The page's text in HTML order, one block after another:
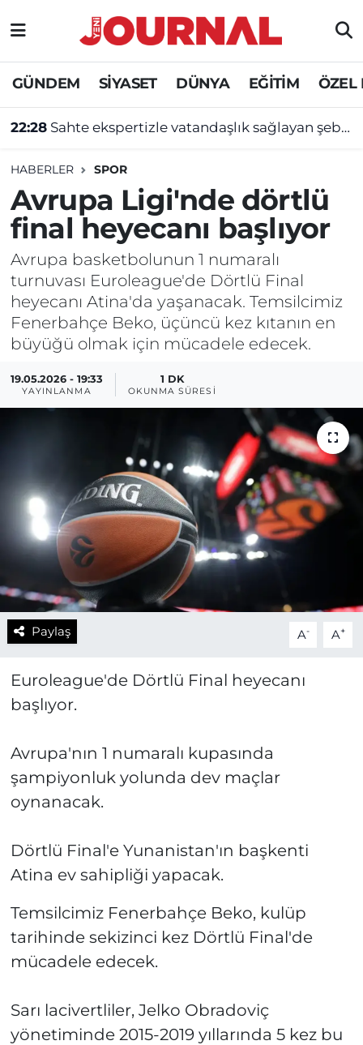
GÜNDEM SİYASET DÜNYA EĞİTİM ÖZEL
22:28 Sahte ekspertizle vatandaşlık sağlayan şebekeye operasyon
HABERLER SPOR
Avrupa Ligi'nde dörtlü
final heyecanı başlıyor
Avrupa basketbolunun 1 numaralı
turnuvası Euroleague'de Dörtlü Final
heyecanı Atina'da yaşanacak. Temsilcimiz
Fenerbahçe Beko, üçüncü kez kıtanın en
büyüğü olmak için mücadele edecek.
19.05.2026 - 19:33
YAYINLANMA
1 DK
OKUNMA SÜRESI
Paylaş A- A+
Euroleague'de Dörtlü Final heyecanı
başlıyor.
Avrupa'nın 1 numaralı kupasında
şampiyonluk yolunda dev maçlar
oynanacak.
Dörtlü Final'e Yunanistan'ın başkenti
Atina ev sahipliği yapacak.
Temsilcimiz Fenerbahçe Beko, kulüp
tarihinde sekizinci kez Dörtlü Final'de
mücadele edecek.
Sarı lacivertliler, Jelko Obradoviç
yönetiminde 2015-2019 yıllarında 5 kez bu
GÜNDEM
SİYASET
EĞİTİM
ÖZEL HABER
Nöbetçi Eczaneler
Hava Durumu
Süper Lig Puan Durumu ve Fikstür
Tüm Manşetler
Son Dakika Haberleri
Haber Arşivi